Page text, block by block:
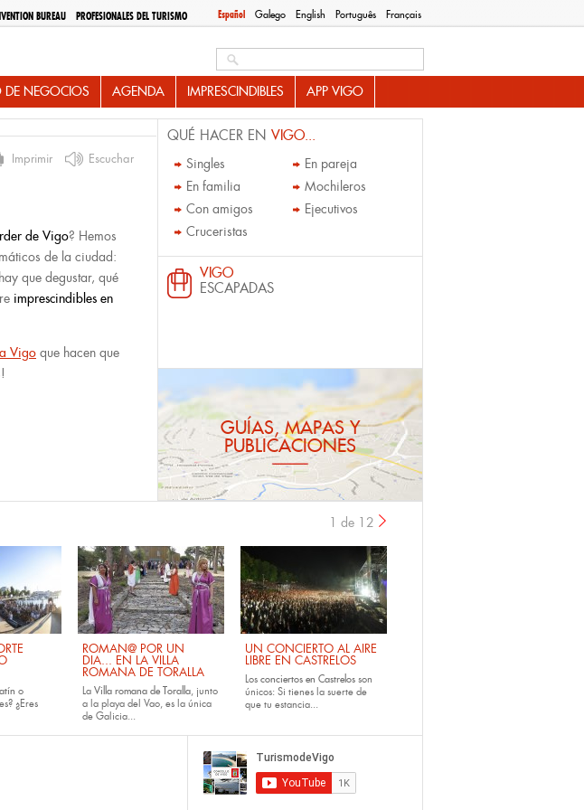
Español Galego English Português Français
BUREAU PROFESIONALES DEL TURISMO
DE NEGOCIOS AGENDA IMPRESCINDIBLES APP VIGO
Imprimir Escuchar
de Vigo? Hemos
de la ciudad:
que degustar, qué
imprescindibles en
Vigo que hacen que
QUÉ HACER EN VIGO...
Singles
En pareja
En familia
Mochileros
Con amigos
Ejecutivos
Cruceristas
VIGO
ESCAPADAS
GUÍAS, MAPAS Y
PUBLICACIONES
o
¿Eres
ROMAN@ POR UN
DIA... EN LA VILLA
ROMANA DE TORALLA
La Villa romana de Toralla, junto
a la playa del Vao, es la única
de Galicia...
UN CONCIERTO AL AIRE
LIBRE EN CASTRELOS
Los conciertos en Castrelos son
únicos: Si tienes la suerte de
que tu estancia...
1 de 12